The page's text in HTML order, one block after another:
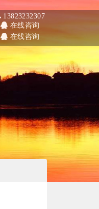
13823232307
在线咨询
在线咨询